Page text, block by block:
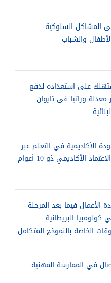
المشاكل السلوكية
والشباب
على استعداده لدفع
معدلة وراثيا فى تايوان:
الأكاديمية في التعلم عبر
الإنترنت: مراجعة الاعتماد الأكاديمي ذو 10 أعوام
الأعمال فيما بعد المرحلة
كولومبيا البريطانية:
الخاصة بالنموذج المتكامل
في الممارسة المهنية